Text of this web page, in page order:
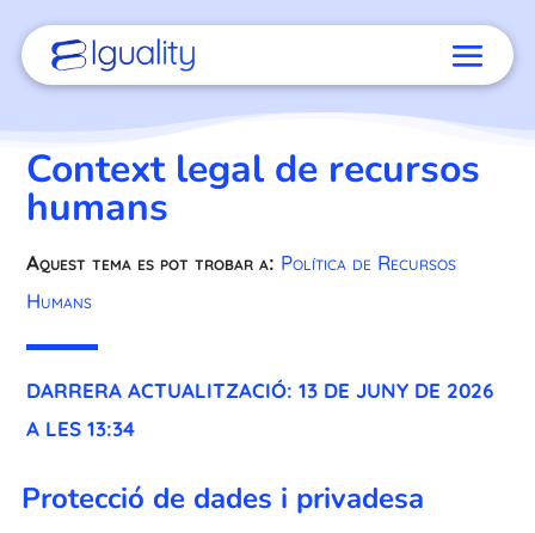
Context legal de recursos
humans
Aquest tema es pot trobar a: Política de Recursos
Humans
DARRERA ACTUALITZACIÓ: 13 DE JUNY DE 2026
A LES 13:34
Protecció de dades i privadesa